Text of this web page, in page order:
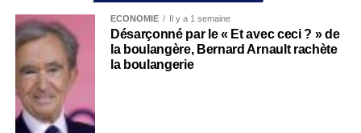
ECONOMIE Il y a 1 semaine
Désarçonné par le « Et avec ceci ? » de
la boulangère, Bernard Arnault rachète
la boulangerie